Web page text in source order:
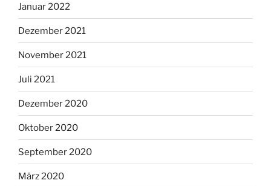
Januar 2022
Dezember 2021
November 2021
Juli 2021
Dezember 2020
Oktober 2020
September 2020
März 2020